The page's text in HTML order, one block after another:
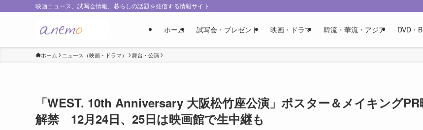
映画ニュース、試写会情報、暮らしの話題を発信する情報サイト
ホーム 試写会・プレゼント 映画・ドラマ 韓流・華流・アジア DVD・
ホーム ニュース（映画・ドラマ） 舞台・公演
「WEST. 10th Anniversary 大阪松竹座公演」ポスター＆メイキングPR
解禁 12月24日、25日は映画館で生中継も